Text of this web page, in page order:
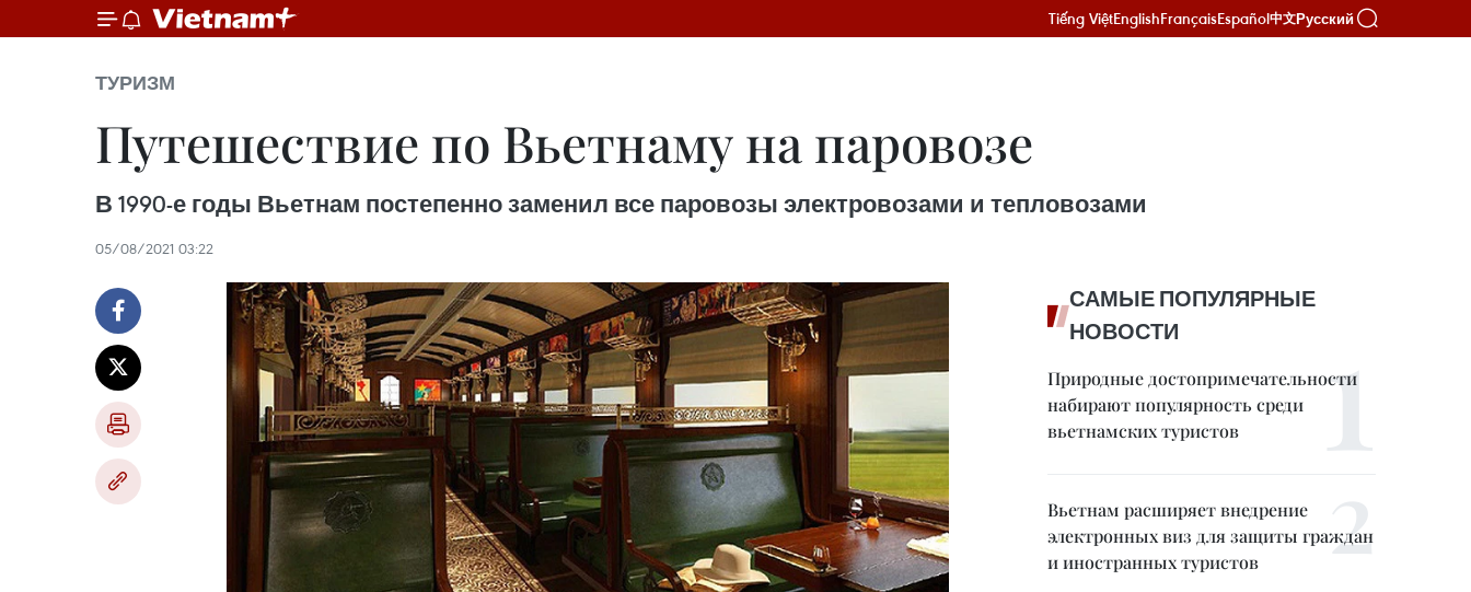
Tiếng ViệtEnglishFrançaisEspañol中文Русский
ТУРИЗМ
Путешествие по Вьетнаму на паровозе
В 1990-е годы Вьетнам постепенно заменил все паровозы электровозами и тепловозами
05/08/2021 03:22
САМЫЕ ПОПУЛЯРНЫЕ
НОВОСТИ
Природные достопримечательности
набирают популярность среди
вьетнамских туристов
Вьетнам расширяет внедрение
электронных виз для защиты граждан
и иностранных туристов